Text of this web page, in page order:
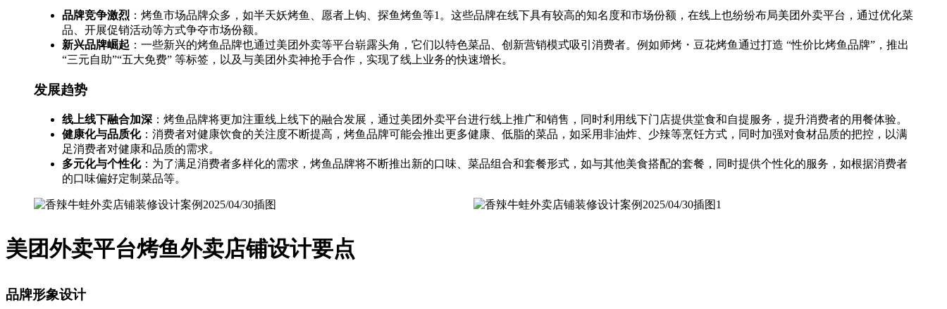
品牌竞争激烈 ：烤鱼市场品牌众多，如半天妖烤鱼、愿者上钩、探鱼烤鱼等1。这些品牌在线下具有较高的知名度和市场份额，在线上也纷纷布局美团外卖平台，通过优化菜
品、开展促销活动等方式争夺市场份额。
新兴品牌崛起 ：一些新兴的烤鱼品牌也通过美团外卖等平台崭露头角，它们以特色菜品、创新营销模式吸引消费者。例如师烤・豆花烤鱼通过打造 “性价比烤鱼品牌”，推出
“三元自助”“五大免费” 等标签，以及与美团外卖神抢手合作，实现了线上业务的快速增长。
发展趋势
线上线下融合加深 ：烤鱼品牌将更加注重线上线下的融合发展，通过美团外卖平台进行线上推广和销售，同时利用线下门店提供堂食和自提服务，提升消费者的用餐体验。
健康化与品质化：消费者对健康饮食的关注度不断提高，烤鱼品牌可能会推出更多健康、低脂的菜品，如采用非油炸、少辣等烹饪方式，同时加强对食材品质的把控，以满
足消费者对健康和品质的需求。
多元化与个性化：为了满足消费者多样化的需求，烤鱼品牌将不断推出新的口味、菜品组合和套餐形式，如与其他美食搭配的套餐，同时提供个性化的服务，如根据消费者
的口味偏好定制菜品等。
美团外卖平台烤鱼外卖店铺设计要点
品牌形象设计